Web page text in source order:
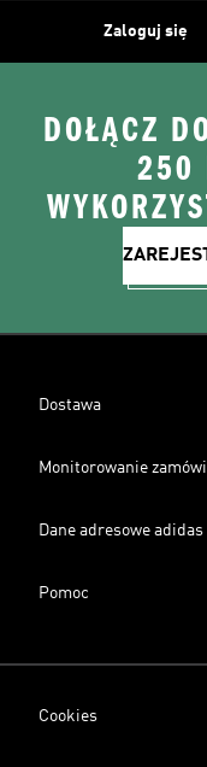
Zaloguj się
DOŁĄCZ
250
Dostawa
Monitorowanie
Dane adresowe adidas
Pomoc
Cookies